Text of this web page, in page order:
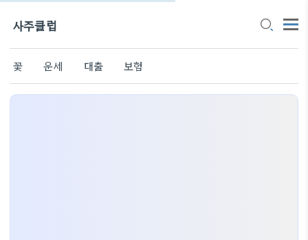
사주클럽
꽃 운세 대출 보험